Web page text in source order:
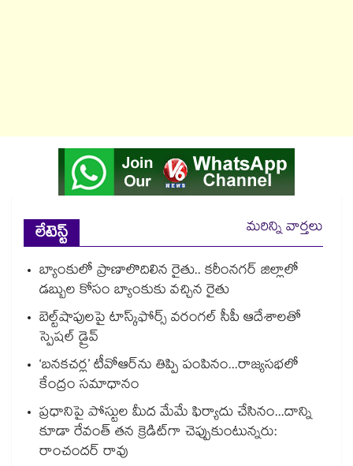
లేటెస్ట్
మరిన్ని వార్తలు
బ్యాంకులో ప్రాణాలొదిలిన రైతు.. కరీంనగర్ జిల్లాలో
డబ్బుల కోసం బ్యాంకుకు వచ్చిన రైతు
బెల్ట్‌‌‌‌‌‌‌‌‌‌‌‌‌‌‌‌‌‌‌‌‌‌‌‌‌‌‌‌‌‌‌‌షాపులపై టాస్క్‌‌‌‌‌‌‌‌‌‌‌‌‌‌‌‌‌‌‌‌‌‌‌‌‌‌‌‌‌‌‌‌ఫోర్స్ వరంగల్‌‌‌‌‌‌‌‌‌‌‌‌‌‌‌‌‌‌‌‌‌‌‌‌‌‌‌‌‌‌‌‌ సీపీ ఆదేశాలతో
స్పెషల్ డ్రైవ్‌‌‌‌‌‌‌‌‌‌‌‌‌‌‌‌‌‌‌‌‌‌‌‌‌‌‌‌‌‌‌‌
‘బనకచర్ల’ టీవోఆర్‌‌‌‌‌‌‌‌ను తిప్పి పంపినం...రాజ్యసభలో
కేంద్రం సమాధానం
ప్రధానిపై పోస్టుల మీద మేమే ఫిర్యాదు చేసినం...దాన్ని
కూడా రేవంత్ తన క్రెడిట్‌‌‌‌గా చెప్పుకుంటున్నరు:
రాంచందర్ రావు